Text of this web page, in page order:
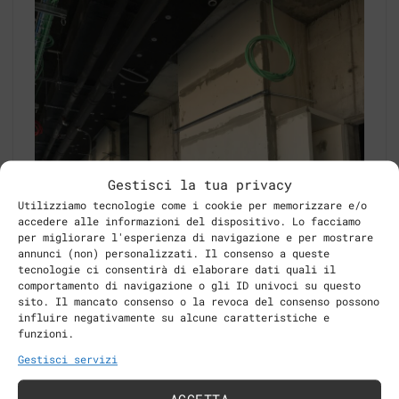
Gestisci la tua privacy
Utilizziamo tecnologie come i cookie per memorizzare e/o
accedere alle informazioni del dispositivo. Lo facciamo
per migliorare l'esperienza di navigazione e per mostrare
annunci (non) personalizzati. Il consenso a queste
tecnologie ci consentirà di elaborare dati quali il
comportamento di navigazione o gli ID univoci su questo
sito. Il mancato consenso o la revoca del consenso possono
influire negativamente su alcune caratteristiche e
funzioni.
Gestisci servizi